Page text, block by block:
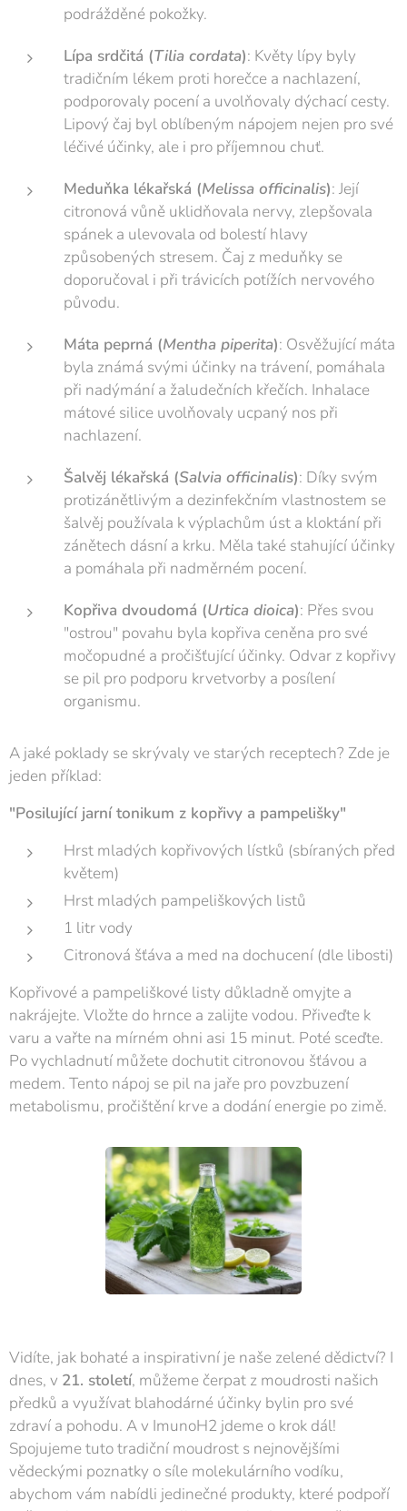
podrážděné pokožky.
Lípa srdčitá (Tilia cordata): Květy lípy byly
tradičním lékem proti horečce a nachlazení,
podporovaly pocení a uvolňovaly dýchací cesty.
Lipový čaj byl oblíbeným nápojem nejen pro své
léčivé účinky, ale i pro příjemnou chuť.
Meduňka lékařská (Melissa officinalis): Její
citronová vůně uklidňovala nervy, zlepšovala
spánek a ulevovala od bolestí hlavy
způsobených stresem. Čaj z meduňky se
doporučoval i při trávicích potížích nervového
původu.
Máta peprná (Mentha piperita): Osvěžující máta
byla známá svými účinky na trávení, pomáhala
při nadýmání a žaludečních křečích. Inhalace
mátové silice uvolňovaly ucpaný nos při
nachlazení.
Šalvěj lékařská (Salvia officinalis): Díky svým
protizánětlivým a dezinfekčním vlastnostem se
šalvěj používala k výplachům úst a kloktání při
zánětech dásní a krku. Měla také stahující účinky
a pomáhala při nadměrném pocení.
Kopřiva dvoudomá (Urtica dioica): Přes svou
"ostrou" povahu byla kopřiva ceněna pro své
močopudné a pročišťující účinky. Odvar z kopřivy
se pil pro podporu krvetvorby a posílení
organismu.
A jaké poklady se skrývaly ve starých receptech? Zde je
jeden příklad:
"Posilující jarní tonikum z kopřivy a pampelišky"
Hrst mladých kopřivových lístků (sbíraných před
květem)
Hrst mladých pampeliškových listů
1 litr vody
Citronová šťáva a med na dochucení (dle libosti)
Kopřivové a pampeliškové listy důkladně omyjte a
nakrájejte. Vložte do hrnce a zalijte vodou. Přiveďte k
varu a vařte na mírném ohni asi 15 minut. Poté sceďte.
Po vychladnutí můžete dochutit citronovou šťávou a
medem. Tento nápoj se pil na jaře pro povzbuzení
metabolismu, pročištění krve a dodání energie po zimě.
Vidíte, jak bohaté a inspirativní je naše zelené dědictví? I
dnes, v 21. století, můžeme čerpat z moudrosti našich
předků a využívat blahodárné účinky bylin pro své
zdraví a pohodu. A v ImunoH2 jdeme o krok dál!
Spojujeme tuto tradiční moudrost s nejnovějšími
vědeckými poznatky o síle molekulárního vodíku,
abychom vám nabídli jedinečné produkty, které podpoří